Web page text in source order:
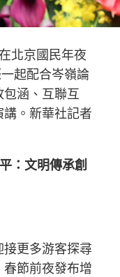
北京國民年夜
起配合岑嶺論
涵、互聯互
。新華社記者
：文明傳承創
更多游客探尋
節前夜發布增